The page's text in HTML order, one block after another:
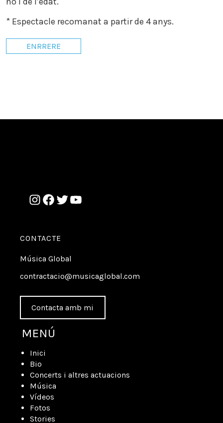
* Espectacle recomanat a partir de 4 anys.
ENRRERE
CONTACTE
Música Global
contractacio@musicaglobal.com
Contacta amb mi
MENÚ
Inici
Bio
Concerts i altres actuacions
Música
Vídeos
Fotos
Stories